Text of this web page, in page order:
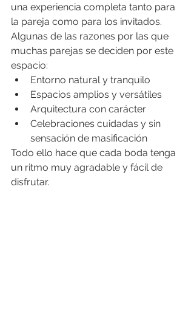
una experiencia completa tanto para
la pareja como para los invitados.
Algunas de las razones por las que
muchas parejas se deciden por este
espacio:
Entorno natural y tranquilo
Espacios amplios y versátiles
Arquitectura con carácter
Celebraciones cuidadas y sin
sensación de masificación
Todo ello hace que cada boda tenga
un ritmo muy agradable y fácil de
disfrutar.